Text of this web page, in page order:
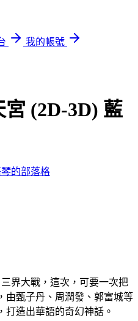
我的帳號
(2D-3D) 藍
的部落格
界大戰，這次，可要一次把
甄子丹、周潤發、郭富城等
打造出華語的奇幻神話。